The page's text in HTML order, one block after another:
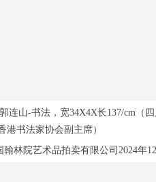
连山-书法，宽34X4X长137/cm（
港书法家协会副主席）
翰林院艺术品拍卖有限公司2024年